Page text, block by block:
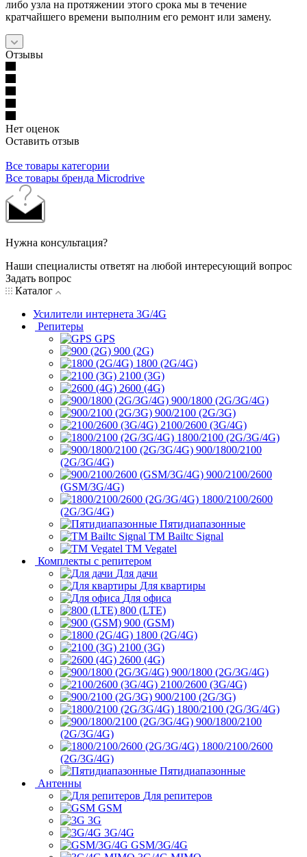
либо узла на протяжении этого срока мы в течение
кратчайшего времени выполним его ремонт или замену.
Отзывы
Нет оценок
Оставить отзыв
Все товары категории
Все товары бренда Microdrive
Нужна консультация?
Наши специалисты ответят на любой интересующий вопрос
Задать вопрос
Каталог
Усилители интернета 3G/4G
Репитеры
GPS
900 (2G)
1800 (2G/4G)
2100 (3G)
2600 (4G)
900/1800 (2G/3G/4G)
900/2100 (2G/3G)
2100/2600 (3G/4G)
1800/2100 (2G/3G/4G)
900/1800/2100
(2G/3G/4G)
900/2100/2600
(GSM/3G/4G)
1800/2100/2600
(2G/3G/4G)
Пятидиапазонные
ТМ Bailtc Signal
ТМ Vegatel
Комплекты с репитером
Для дачи
Для квартиры
Для офиса
800 (LTE)
900 (GSM)
1800 (2G/4G)
2100 (3G)
2600 (4G)
900/1800 (2G/3G/4G)
2100/2600 (3G/4G)
900/2100 (2G/3G)
1800/2100 (2G/3G/4G)
900/1800/2100
(2G/3G/4G)
1800/2100/2600
(2G/3G/4G)
Пятидиапазонные
Антенны
Для репитеров
GSM
3G
3G/4G
GSM/3G/4G